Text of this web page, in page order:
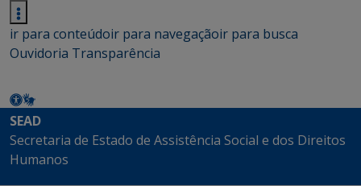
ir para conteúdoir para navegaçãoir para busca
Ouvidoria Transparência
SEAD
Secretaria de Estado de Assistência Social e dos Direitos
Humanos